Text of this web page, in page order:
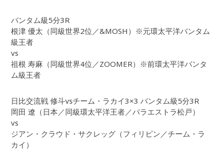
バンタム級5分3R
根津 優太（同級世界2位／&MOSH）※元環太平洋バンタム
級王者
vs
祖根 寿麻（同級世界4位／ZOOMER）※前環太平洋バンタ
ム級王者
日比交流戦 修斗vsチーム・ラカイ3×3 バンタム級5分3R
岡田 遼（日本／同級環太平洋王者／パラエストラ松戸）
vs
ジアン・クラウド・サクレッグ（フィリピン／チーム・ラ
カイ）